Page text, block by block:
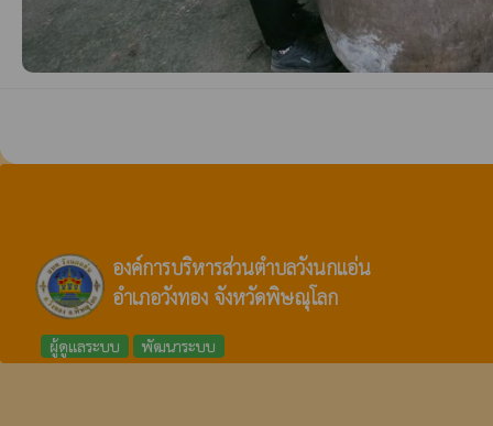
องค์การบริหารส่วนตำบลวังนกแอ่น
อำเภอวังทอง จังหวัดพิษณุโลก
ผู้ดูแลระบบ พัฒนาระบบ